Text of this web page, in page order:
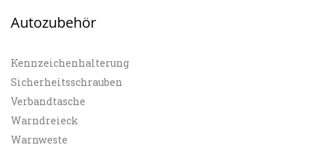
Autozubehör
Kennzeichenhalterung
Sicherheitsschrauben
Verbandtasche
Warndreieck
Warnweste